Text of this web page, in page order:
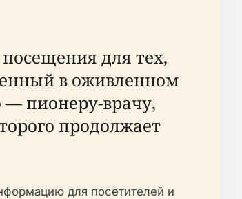
для тех,
в оживленном
— пионеру-врачу,
продолжает
для посетителей и